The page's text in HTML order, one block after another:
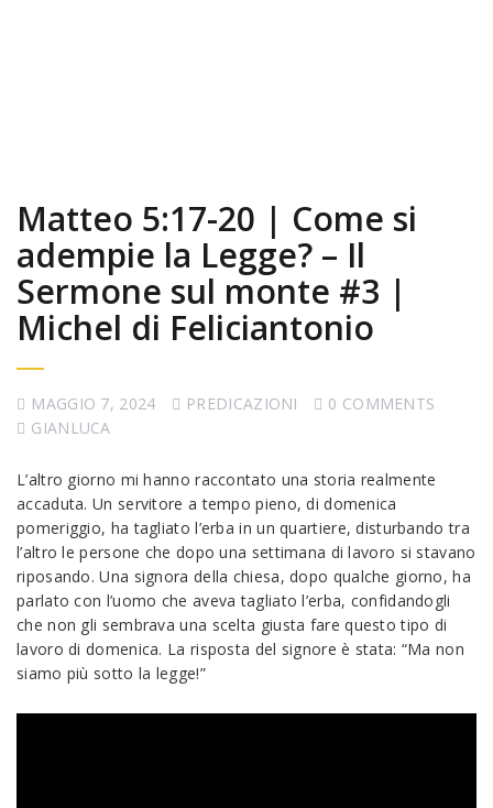
Matteo 5:17-20 | Come si
adempie la Legge? – Il
Sermone sul monte #3 |
Michel di Feliciantonio
MAGGIO 7, 2024 PREDICAZIONI
0 COMMENTS
GIANLUCA
L’altro giorno mi hanno raccontato una storia realmente
accaduta. Un servitore a tempo pieno, di domenica
pomeriggio, ha tagliato l’erba in un quartiere, disturbando tra
l’altro le persone che dopo una settimana di lavoro si stavano
riposando. Una signora della chiesa, dopo qualche giorno, ha
parlato con l’uomo che aveva tagliato l’erba, confidandogli
che non gli sembrava una scelta giusta fare questo tipo di
lavoro di domenica. La risposta del signore è stata: “Ma non
siamo più sotto la legge!”